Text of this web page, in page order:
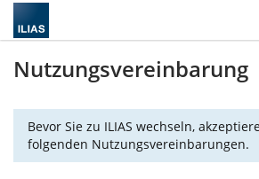
Nutzungsvereinbarung
Bevor Sie zu ILIAS wechseln,
folgenden Nutzungsvereinbarungen.